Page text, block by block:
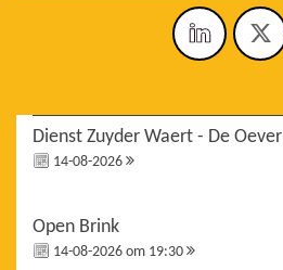
Dienst Zuyder Waert - De Oever
14-08-2026
Open Brink
14-08-2026 om 19:30